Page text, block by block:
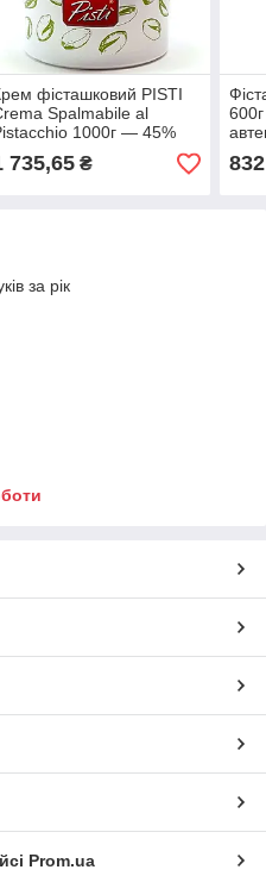
фісташковий PISTI
Spalmabile al
1000г — 45%
фісташок з
735,65₴
за рік
Prom.ua